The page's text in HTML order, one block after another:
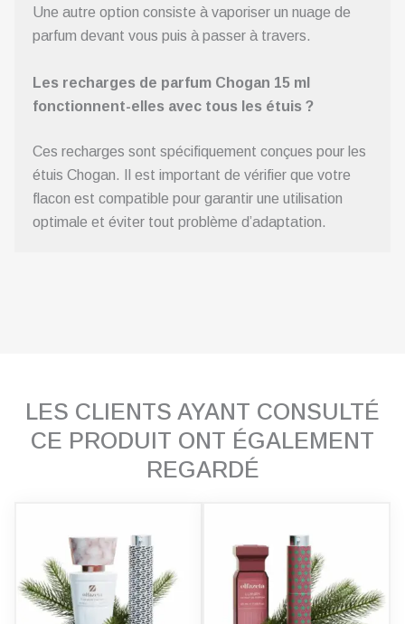
Une autre option consiste à vaporiser un nuage de
parfum devant vous puis à passer à travers.
Les recharges de parfum Chogan 15 ml
fonctionnent-elles avec tous les étuis ?
Ces recharges sont spécifiquement conçues pour les
étuis Chogan. Il est important de vérifier que votre
flacon est compatible pour garantir une utilisation
optimale et éviter tout problème d’adaptation.
LES CLIENTS AYANT CONSULTÉ
CE PRODUIT ONT ÉGALEMENT
REGARDÉ